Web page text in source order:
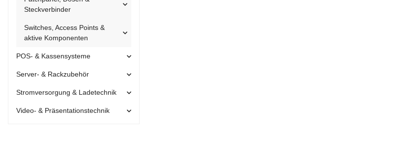
Steckverbinder
Switches, Access Points &
aktive Komponenten
POS- & Kassensysteme
Server- & Rackzubehör
Stromversorgung & Ladetechnik
Video- & Präsentationstechnik